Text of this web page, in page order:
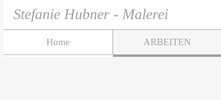
Stefanie Hubner - Malerei
Home ARBEITEN